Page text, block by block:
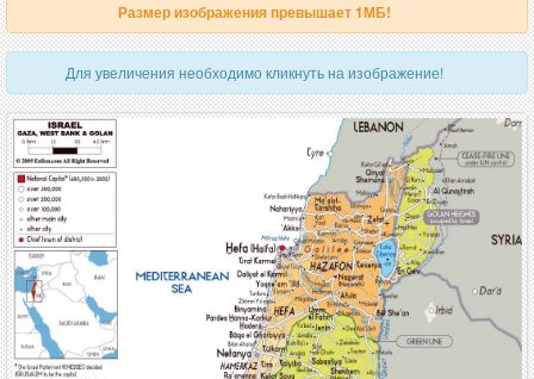
Размер изображения превышает 1МБ!
Для увеличения необходимо кликнуть на изображение!